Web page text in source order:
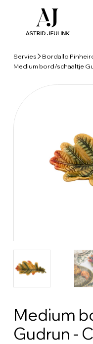
Servies
Bordallo
Medium bord/schaaltje
Medium
Gudrun -